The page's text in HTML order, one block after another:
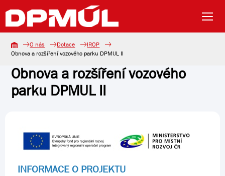
O nás Dotace
IROP
Obnova a rozšíření vozového parku DPMUL II
Obnova a rozšíření vozového
parku DPMUL II
INFORMACE O PROJEKTU